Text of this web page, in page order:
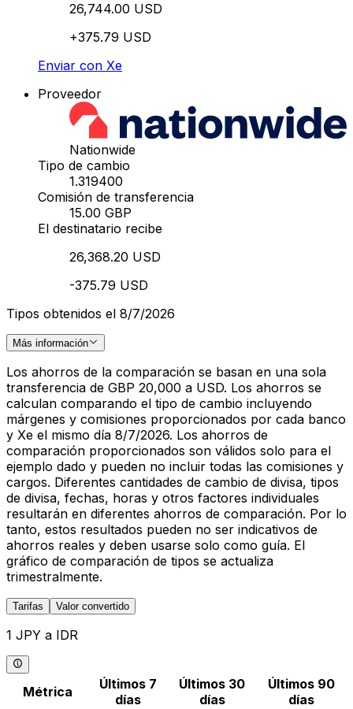
26,744.00 USD
+375.79 USD
Enviar con Xe
Proveedor
Nationwide
Tipo de cambio
1.319400
Comisión de transferencia
15.00 GBP
El destinatario recibe
26,368.20 USD
-375.79 USD
Tipos obtenidos el 8/7/2026
Más información
Los ahorros de la comparación se basan en una sola
transferencia de GBP 20,000 a USD. Los ahorros se
calculan comparando el tipo de cambio incluyendo
márgenes y comisiones proporcionados por cada banco
y Xe el mismo día 8/7/2026. Los ahorros de
comparación proporcionados son válidos solo para el
ejemplo dado y pueden no incluir todas las comisiones y
cargos. Diferentes cantidades de cambio de divisa, tipos
de divisa, fechas, horas y otros factores individuales
resultarán en diferentes ahorros de comparación. Por lo
tanto, estos resultados pueden no ser indicativos de
ahorros reales y deben usarse solo como guía. El
gráfico de comparación de tipos se actualiza
trimestralmente.
Tarifas Valor convertido
1 JPY a IDR
Métrica
Últimos 7
días
Últimos 30
días
Últimos 90
días